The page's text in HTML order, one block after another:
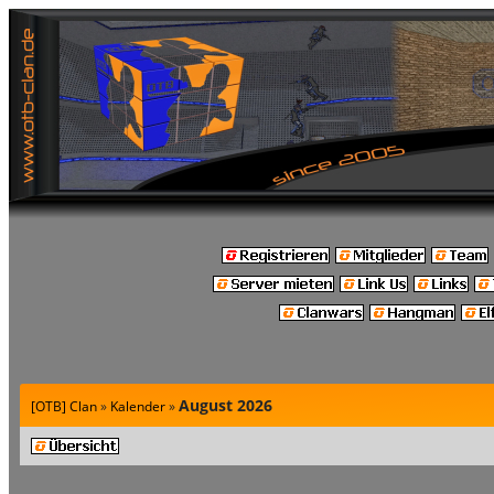
[OTB] Clan» Kalender»August 2026